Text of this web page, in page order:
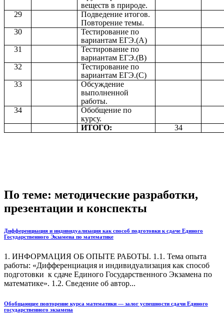
веществ в природе.
29
Подведение итогов.
Повторение темы.
30
Тестирование по
вариантам ЕГЭ.(А)
31
Тестирование по
вариантам ЕГЭ.(B)
32
Тестирование по
вариантам ЕГЭ.(C)
33
Обсуждение
выполненной
работы.
34
Обобщение по
курсу.
ИТОГО:
34
По теме: методические разработки,
презентации и конспекты
Дифференциация и индивидуализация как способ подготовки к сдаче Единого
Государственного Экзамена по математике
1. ИНФОРМАЦИЯ ОБ ОПЫТЕ РАБОТЫ. 1.1. Тема опыта
работы: «Дифференциация и индивидуализация как способ
подготовки к сдаче Единого Государственного Экзамена по
математике». 1.2. Сведение об автор...
Обобщающее повторение курса математики — залог успешности сдачи Единого
государственного экзамена